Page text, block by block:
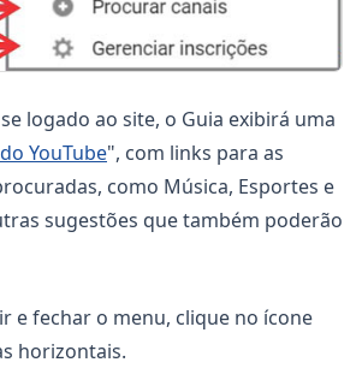
logado ao site, o Guia exibirá uma
YouTube", com links para as
como Música, Esportes e
sugestões que também poderão
e fechar o menu, clique no ícone
horizontais.